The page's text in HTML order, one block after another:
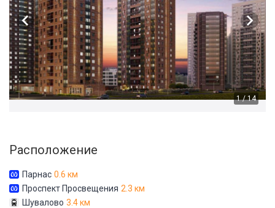
1 / 14
Расположение
Парнас 0.6 км
Проспект Просвещения 2.3 км
Шувалово 3.4 км